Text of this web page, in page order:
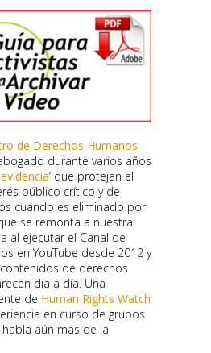
de Derechos Humanos
durante varios años
‘ que protejan el
público crítico y de
cuando es eliminado por
se remonta a nuestra
al ejecutar el Canal de
en YouTube desde 2012 y
de derechos
día a día. Una
de Human Rights Watch
en curso de grupos
habla aún más de la